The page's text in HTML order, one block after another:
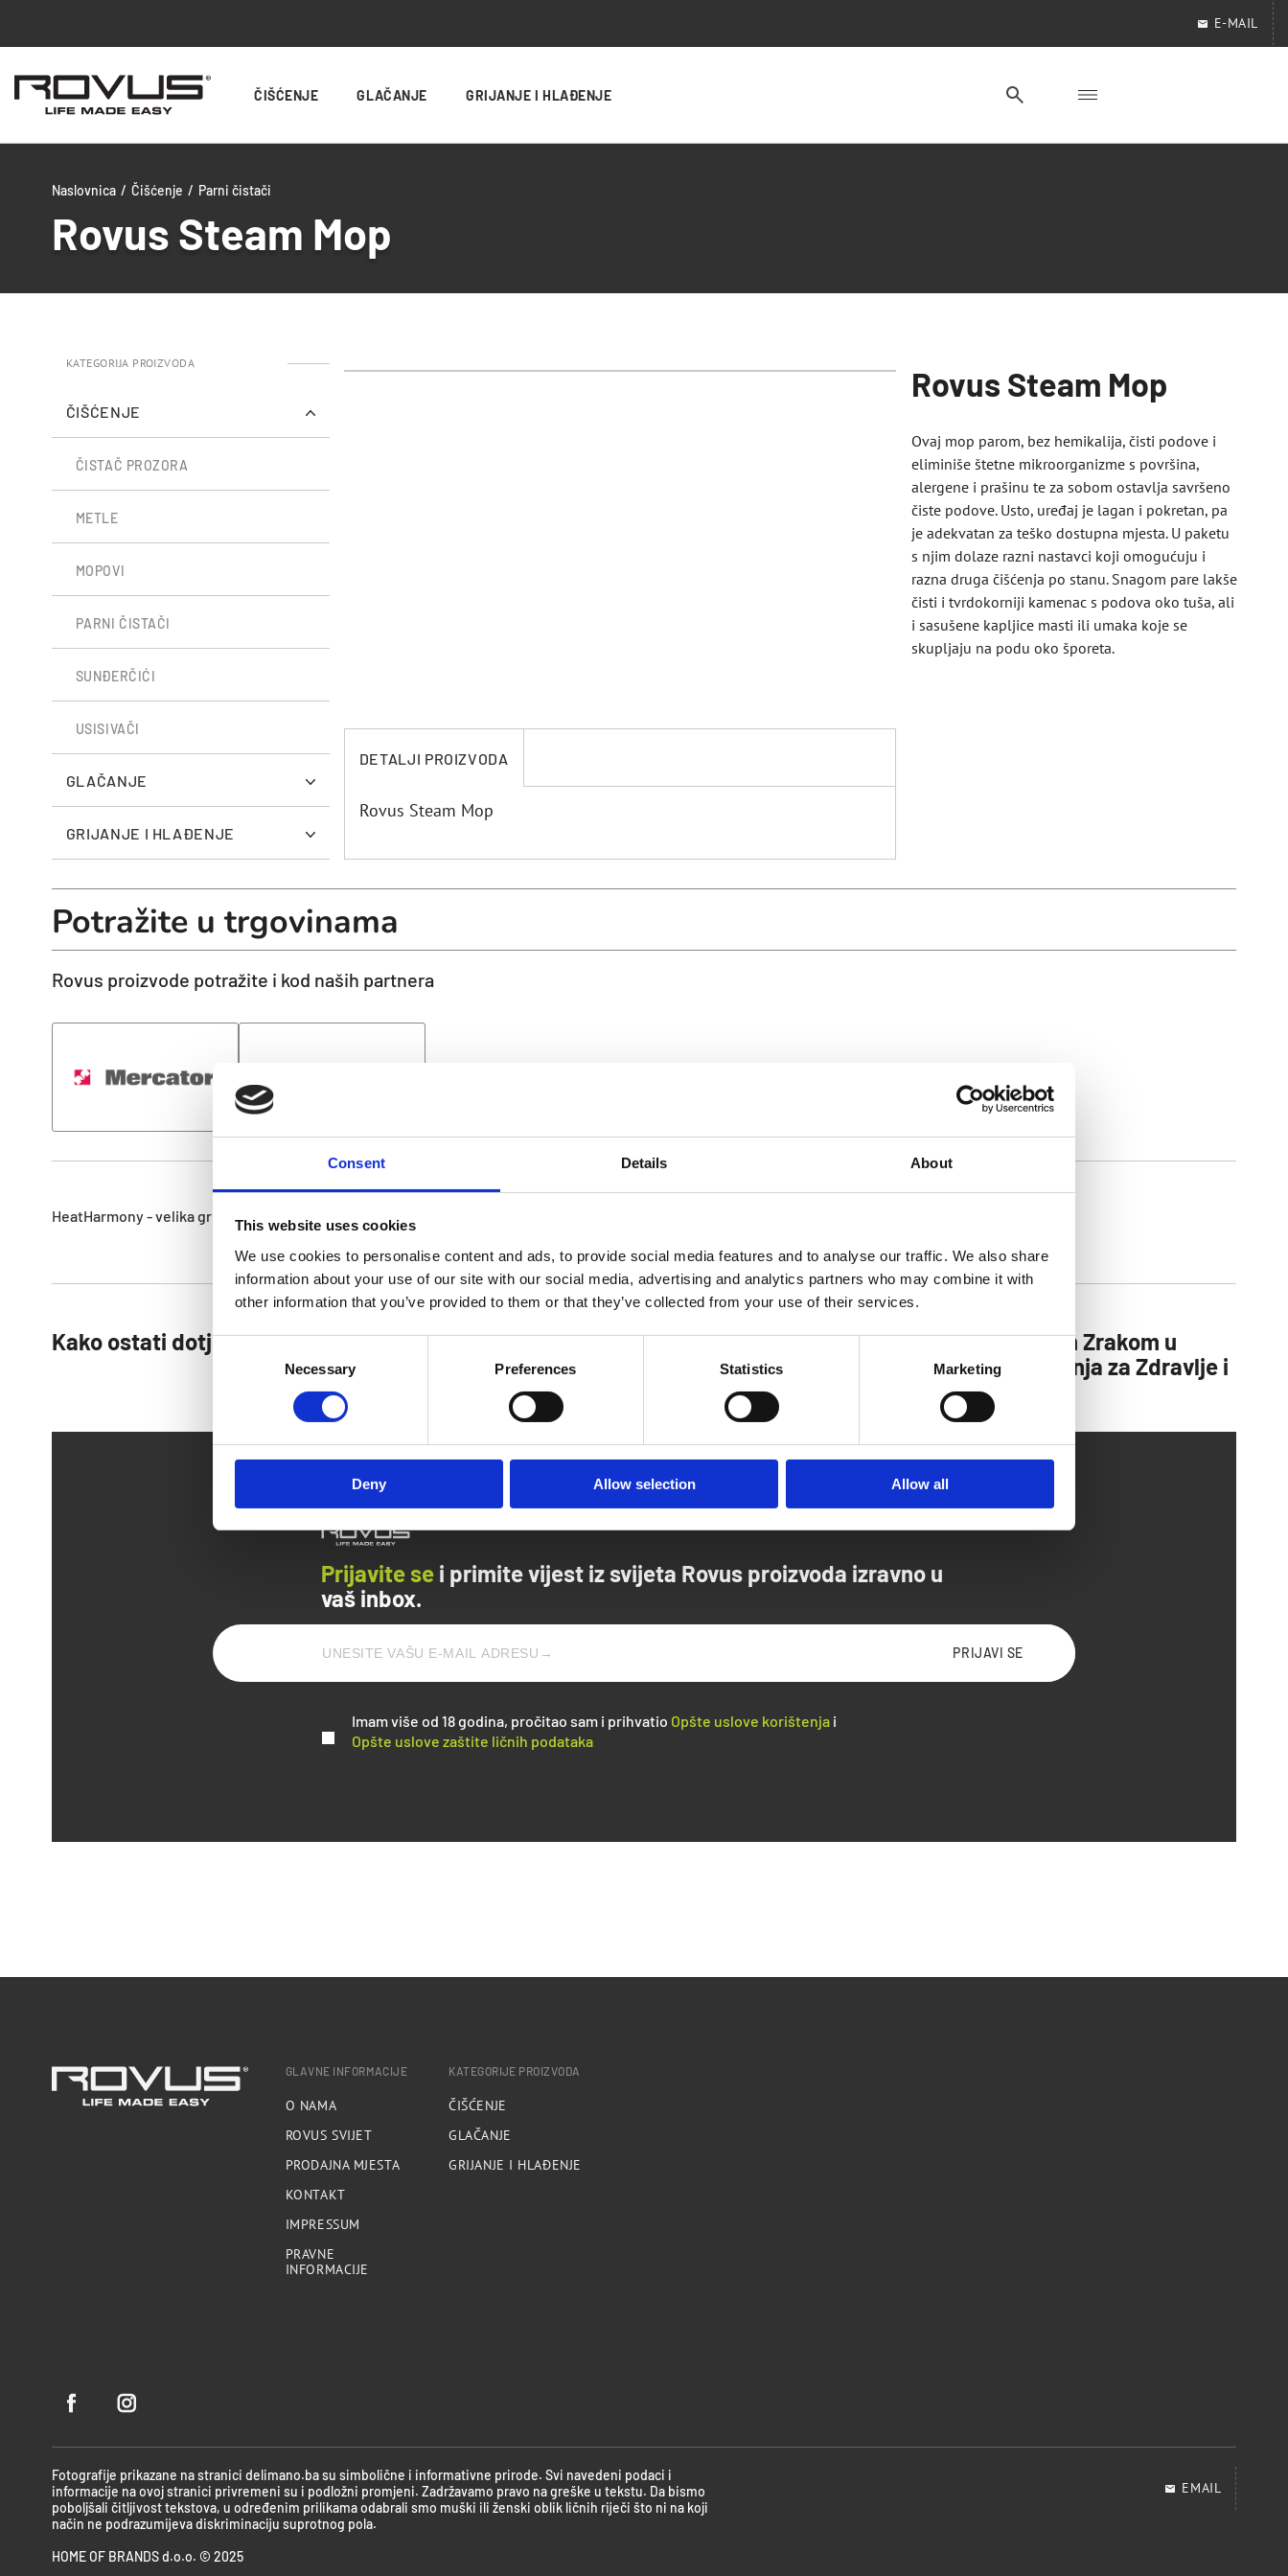
Consent Details About
This website uses cookies
We use cookies to personalise content and ads, to provide social media features and to analyse our traffic. We also share
information about your use of our site with our social media, advertising and analytics partners who may combine it with
other information that you’ve provided to them or that they’ve collected from your use of their services.
Necessary Preferences Statistics Marketing
Deny Allow selection Allow all
E-MAIL
ČIŠĆENJE GLAČANJE GRIJANJE I HLAĐENJE
Naslovnica / Čišćenje / Parni čistači
Rovus Steam Mop
KATEGORIJA PROIZVODA
ČIŠĆENJE
ČISTAČ PROZORA
METLE
MOPOVI
PARNI ČISTAČI
SUNĐERČIĆI
USISIVAČI
GLAČANJE
GRIJANJE I HLAĐENJE
uwu
uwu
uwu
uwu
uwu
uwu
uwu
uwu
uwu
uwu
uwu Rovus Steam Mop
Ovaj mop parom, bez hemikalija, čisti podove i
eliminiše štetne mikroorganizme s površina,
alergene i prašinu te za sobom ostavlja savršeno
čiste podove. Usto, uređaj je lagan i pokretan, pa
je adekvatan za teško dostupna mjesta. U paketu
s njim dolaze razni nastavci koji omogućuju i
razna druga čišćenja po stanu. Snagom pare lakše
čisti i tvrdokorniji kamenac s podova oko tuša, ali
i sasušene kapljice masti ili umaka koje se
skupljaju na podu oko šporeta.
DETALJI PROIZVODA
Rovus Steam Mop
Potražite u trgovinama
Rovus proizvode potražite i kod naših partnera
HeatHarmony - velika grijalica s ventilatorom
Kako ostati dotjeran na putovanju bez stresa (i bez daske za peglanje)
Borba s Previše Suhim Zrakom u
Sezoni Grijanja: Rješenja za Zdravlje i
Udobnost
Prijavite sei primite vijest iz svijeta Rovus proizvoda izravno u
vaš inbox.
PRIJAVI SE
Imam više od 18 godina, pročitao sam i prihvatio Opšte uslove korištenjai
Opšte uslove zaštite ličnih podataka
GLAVNE INFORMACIJE
O NAMA
ROVUS SVIJET
PRODAJNA MJESTA
KONTAKT
IMPRESSUM
PRAVNE
INFORMACIJE
KATEGORIJE PROIZVODA
ČIŠĆENJE
GLAČANJE
GRIJANJE I HLAĐENJE
Fotografije prikazane na stranici delimano.ba su simbolične i informativne prirode. Svi navedeni podaci i
informacije na ovoj stranici privremeni su i podložni promjeni. Zadržavamo pravo na greške u tekstu. Da bismo
poboljšali čitljivost tekstova, u određenim prilikama odabrali smo muški ili ženski oblik ličnih riječi što ni na koji
način ne podrazumijeva diskriminaciju suprotnog pola.
HOME OF BRANDS d.o.o. © 2025
EMAIL